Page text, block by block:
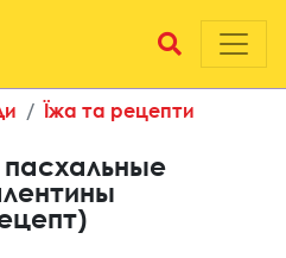
Їжа та рецепти